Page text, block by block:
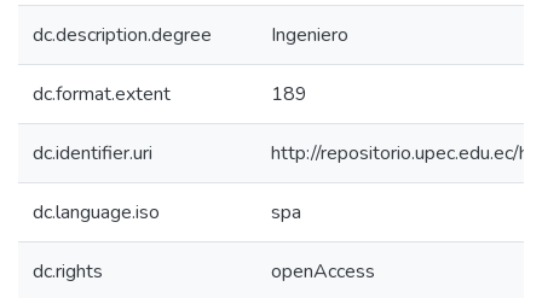
dc.description.degree Ingeniero
dc.format.extent 189
dc.identifier.uri http://repositorio.upec.edu.ec/
dc.language.iso spa
dc.rights openAccess